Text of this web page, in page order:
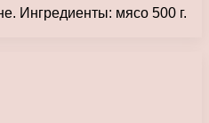
Ингредиенты: мясо 500 г.